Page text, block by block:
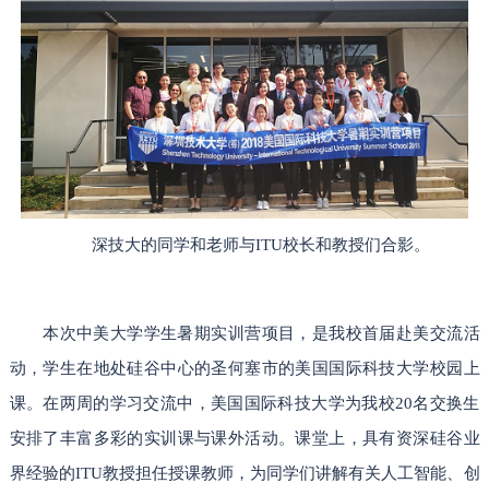
深技大的同学和老师与ITU校长和教授们合影。
本次中美大学学生暑期实训营项目，是我校首届赴美交流活
动，学生在地处硅谷中心的圣何塞市的美国国际科技大学校园上
课。在两周的学习交流中，美国国际科技大学为我校20名交换生
安排了丰富多彩的实训课与课外活动。课堂上，具有资深硅谷业
界经验的ITU教授担任授课教师，为同学们讲解有关人工智能、创